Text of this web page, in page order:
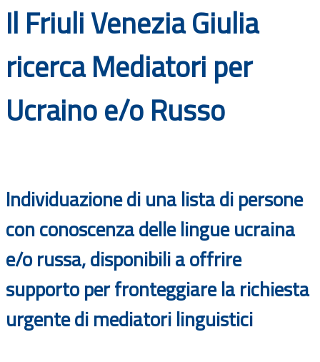
Documenti
Bandi
Guide
Il Friuli Venezia Giulia
ricerca Mediatori per
Ucraino e/o Russo
Individuazione di una lista di persone
con conoscenza delle lingue ucraina
e/o russa, disponibili a offrire
supporto per fronteggiare la richiesta
urgente di mediatori linguistici